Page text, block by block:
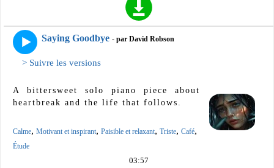
Saying Goodbye - par David Robson
> Suivre les versions
A bittersweet solo piano piece about
heartbreak and the life that follows.
Calme, Motivant et inspirant, Paisible et relaxant, Triste, Café,
Étude
03:57